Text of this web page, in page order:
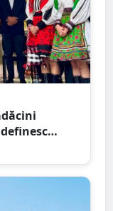
mai